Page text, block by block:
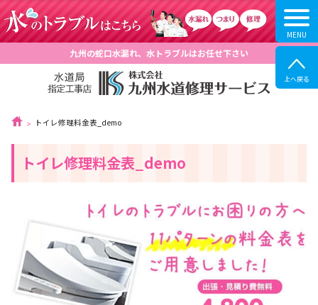
九州の蛇口水漏れ、水トラブルはお任せ下さい
トイレ修理料金表_demo
トイレ修理料金表_demo